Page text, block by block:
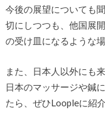
今後の展望についても
切にしつつも、他国展
の受け皿になるような
また、日本人以外にも
日本のマッサージや鍼
たら、ぜひLoopleに紹